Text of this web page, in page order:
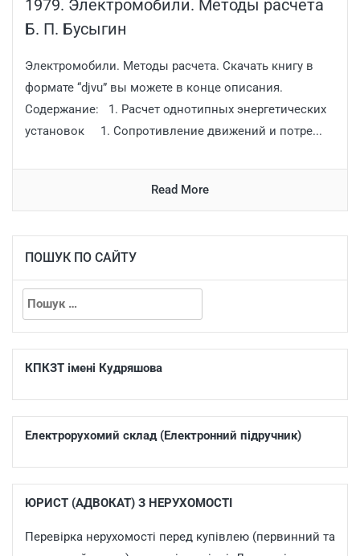
1979. Электромобили. Методы расчета
Б. П. Бусыгин
Электромобили. Методы расчета. Скачать книгу в
формате “djvu” вы можете в конце описания.
Содержание: 1. Расчет однотипных энергетических
установок 1. Сопротивление движений и потре...
Read More
ПОШУК ПО САЙТУ
КПКЗТ імені Кудряшова
Електрорухомий склад (Електронний підручник)
ЮРИСТ (АДВОКАТ) З НЕРУХОМОСТІ
Перевірка нерухомості перед купівлею (первинний та